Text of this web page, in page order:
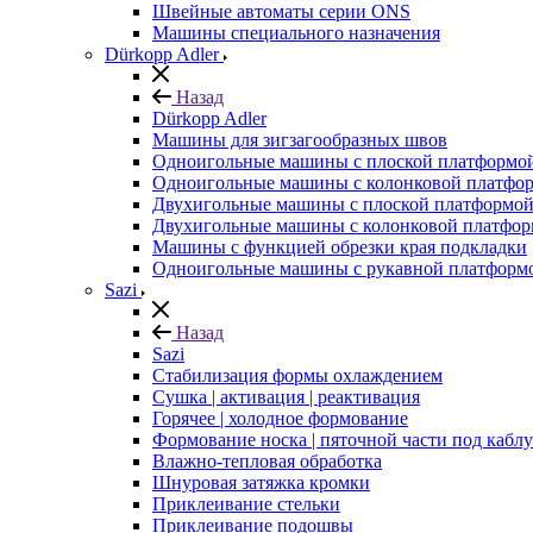
Швейные автоматы серии ONS
Машины специального назначения
Dürkopp Adler
Назад
Dürkopp Adler
Машины для зигзагообразных швов
Одноигольные машины с плоской
Одноигольные машины с колонковой
Двухигольные машины с плоской платформой
Двухигольные машины с колонковой
Машины с функцией обрезки края подкладки
Одноигольные машины с рукавной
Sazi
Назад
Sazi
Стабилизация формы охлаждением
Сушка | активация | реактивация
Горячее | холодное формование
Формование носка | пяточной части под
Влажно-тепловая обработка
Шнуровая затяжка кромки
Приклеивание стельки
Приклеивание подошвы